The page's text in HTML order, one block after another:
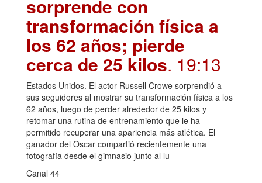
sorprende con
transformación física a
los 62 años; pierde
cerca de 25 kilos. 19:13
Estados Unidos. El actor Russell Crowe sorprendió a
sus seguidores al mostrar su transformación física a los
62 años, luego de perder alrededor de 25 kilos y
retomar una rutina de entrenamiento que le ha
permitido recuperar una apariencia más atlética. El
ganador del Oscar compartió recientemente una
fotografía desde el gimnasio junto al lu
Canal 44